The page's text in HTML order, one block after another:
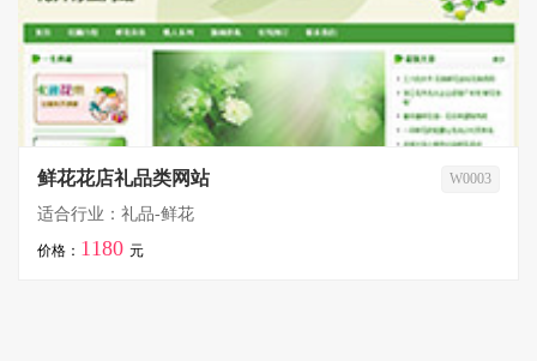
鲜花花店礼品类网站 W0003
适合行业：礼品-鲜花
价格： 1180 元